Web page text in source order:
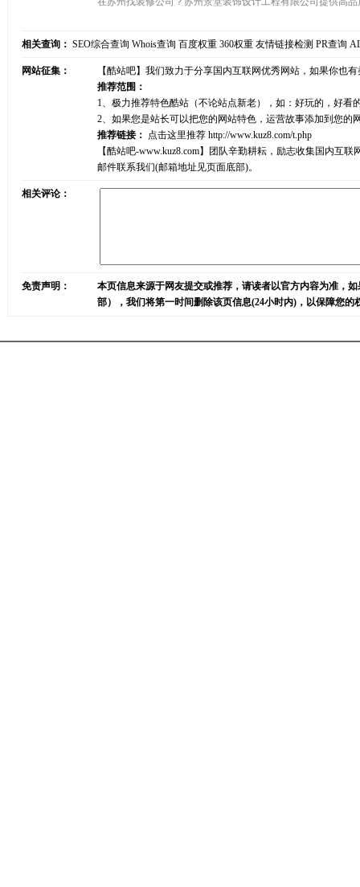
相关查询： SEO综合查询 Whois查询 百度权重 360权重 友情链接检测 PR查询
网站征集：
【酷站吧】我们致力于分享国内互联网优秀网站，如果你也
推荐范围：
1、极力推荐特色酷站（不论站点新老），如：好玩的，好
2、如果您是站长可以把您的网站特色，运营故事添加到您
推荐链接： 点击这里推荐 http://www.kuz8.com/t.php
【酷站吧-www.kuz8.com】团队辛勤耕耘，励志收集国内互
邮件联系我们(邮箱地址见页面底部)。
相关评论：
免责声明：
本页信息来源于网友提交或推荐，请读者以官方内容为准，
部），我们将第一时间删除该页信息(24小时内)，以保障您的